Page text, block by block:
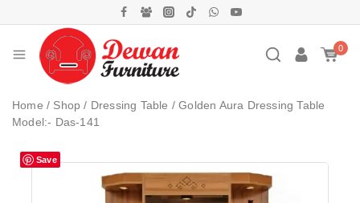
0
Home / Shop / Dressing Table / Golden Aura Dressing Table
Model:- Das-141
Save